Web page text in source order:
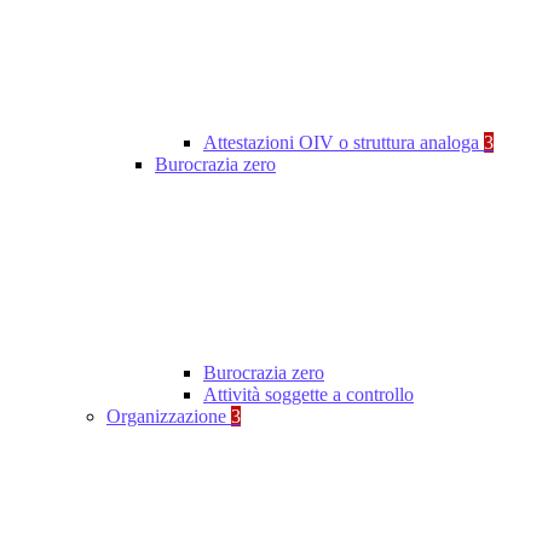
Attestazioni OIV o struttura analoga 3
Burocrazia zero
Burocrazia zero
Attività soggette a controllo
Organizzazione 3